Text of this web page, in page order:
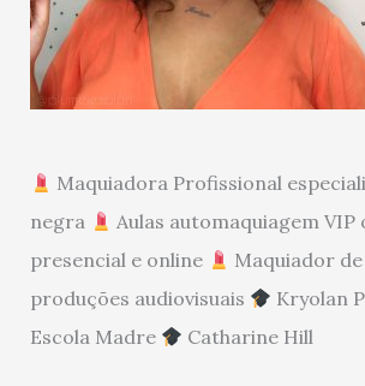
Maquiadora Profissional
negra
Aulas automaquiagem VIP
presencial e online
Maquiador de
produções audiovisuais
Kryolan
Escola Madre
Catharine Hill